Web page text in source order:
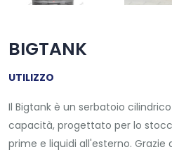
BIGTANK
UTILIZZO
Il Bigtank è un serbatoio
capacità, progettato per lo
prime e liquidi all'esterno. Grazie